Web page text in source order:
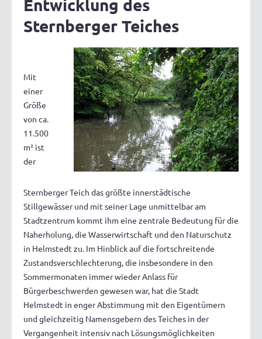
Entwicklung des
Sternberger Teiches
Mit
einer
Größe
von ca.
11.500
m² ist
der
Sternberger Teich das größte innerstädtische
Stillgewässer und mit seiner Lage unmittelbar am
Stadtzentrum kommt ihm eine zentrale Bedeutung für die
Naherholung, die Wasserwirtschaft und den Naturschutz
in Helmstedt zu. Im Hinblick auf die fortschreitende
Zustandsverschlechterung, die insbesondere in den
Sommermonaten immer wieder Anlass für
Bürgerbeschwerden gewesen war, hat die Stadt
Helmstedt in enger Abstimmung mit den Eigentümern
und gleichzeitig Namensgebern des Teiches in der
Vergangenheit intensiv nach Lösungsmöglichkeiten